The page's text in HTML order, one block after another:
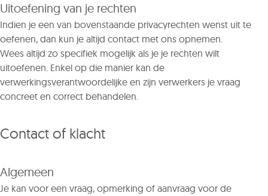
Uitoefening van je rechten
Indien je een van bovenstaande privacyrechten wenst uit te
oefenen, dan kun je altijd contact met ons opnemen.
Wees altijd zo specifiek mogelijk als je je rechten wilt
uitoefenen. Enkel op die manier kan de
verwerkingsverantwoordelijke en zijn verwerkers je vraag
concreet en correct behandelen.
Contact of klacht
Algemeen
Je kan voor een vraag, opmerking of aanvraag voor de